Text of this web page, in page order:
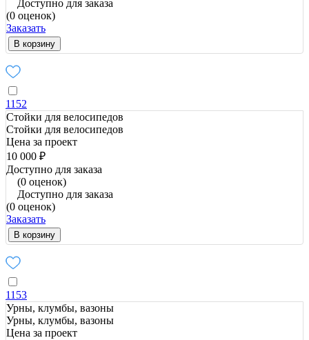
Доступно для заказа
(0 оценок)
Заказать
В корзину
1152
Стойки для велосипедов
Стойки для велосипедов
Цена за проект
10 000 ₽
Доступно для заказа
(0 оценок)
Доступно для заказа
(0 оценок)
Заказать
В корзину
1153
Урны, клумбы, вазоны
Урны, клумбы, вазоны
Цена за проект